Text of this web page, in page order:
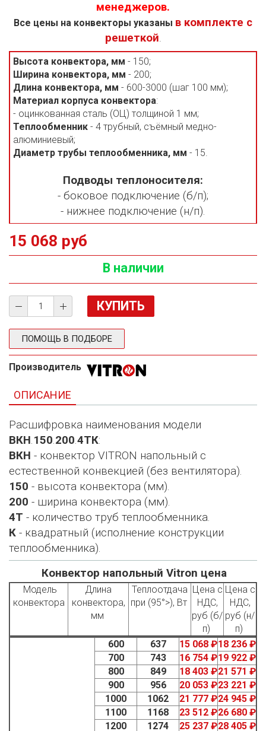
менеджеров.
Все цены на конвекторы указаны в комплекте с
решеткой.
Высота конвектора, мм - 150;
Ширина конвектора, мм - 200;
Длина конвектора, мм - 600-3000 (шаг 100 мм);
Материал корпуса конвектора:
- оцинкованная сталь (ОЦ) толщиной 1 мм;
Теплообменник - 4 трубный, съёмный медно-
алюминиевый;
Диаметр трубы теплообменника, мм - 15.
Подводы теплоносителя:
- боковое подключение (б/п);
- нижнее подключение (н/п).
15 068 руб
В наличии
ПОМОЩЬ В ПОДБОРЕ
Производитель
ОПИСАНИЕ
Расшифровка наименования модели
ВКН.150.200.4ТК:
ВКН - конвектор VITRON напольный с
естественной конвекцией (без вентилятора).
150 - высота конвектора (мм).
200 - ширина конвектора (мм).
4Т - количество труб теплообменника.
К - квадратный (исполнение конструкции
теплообменника).
Конвектор напольный Vitron цена
Модель
конвектора
Длина
конвектора,
мм
Теплоотдача
при (95°>), Вт
Цена с
НДС,
руб (б/
п)
Цена с
НДС,
руб (н/
п)
600
637 15 068 ₽18 236 ₽
700
743 16 754 ₽19 922 ₽
800
849 18 403 ₽21 571 ₽
900
956 20 053 ₽23 221 ₽
1000
1062 21 777 ₽24 945 ₽
1100
1168 23 512 ₽26 680 ₽
1200
1274 25 237 ₽28 405 ₽